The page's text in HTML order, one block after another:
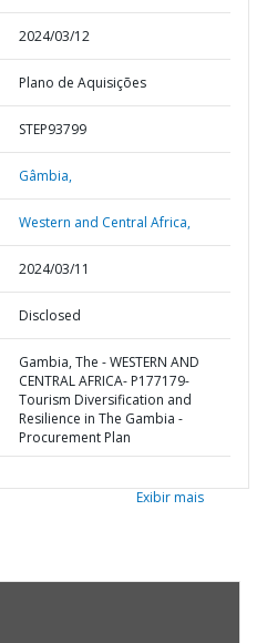
2024/03/12
Plano de Aquisições
STEP93799
Gâmbia,
Western and Central Africa,
2024/03/11
Disclosed
Gambia, The - WESTERN AND
CENTRAL AFRICA- P177179-
Tourism Diversification and
Resilience in The Gambia -
Procurement Plan
Exibir mais